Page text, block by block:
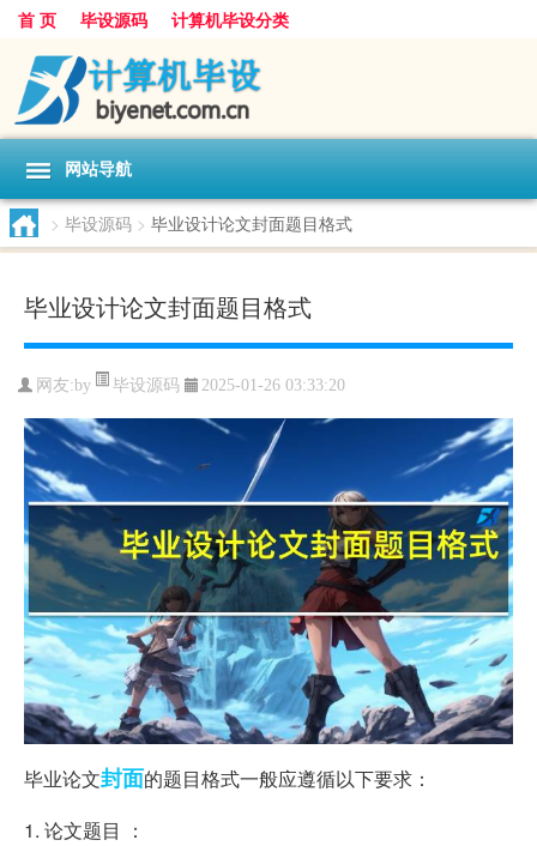
首 页 毕设源码 计算机毕设分类
网站导航
> 毕设源码 > 毕业设计论文封面题目格式
毕业设计论文封面题目格式
网友:by 毕设源码 2025-01-26 03:33:20
毕业论文封面的题目格式一般应遵循以下要求：
1. 论文题目 ：